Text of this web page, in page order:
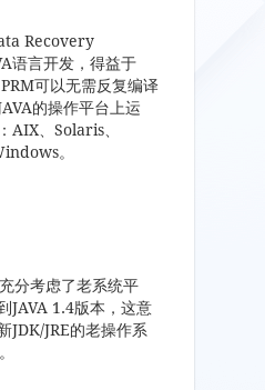
Recovery
语言开发，得益于
可以无需反复编译
的操作平台上运
AIX、Solaris、
。
分考虑了老系统平
JAVA 1.4版本，这意
JDK/JRE的老操作系